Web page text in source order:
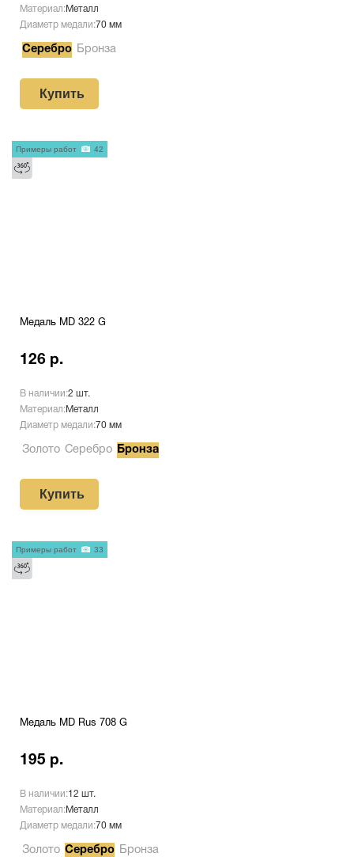
Материал:Металл
Диаметр медали:70 мм
Серебро Бронза
Купить
Медаль MD 322 G
126 р.
В наличии:2 шт.
Материал:Металл
Диаметр медали:70 мм
Золото Серебро Бронза
Купить
Примеры работ 42
Медаль MD Rus 708 G
195 р.
В наличии:12 шт.
Материал:Металл
Диаметр медали:70 мм
Золото Серебро Бронза
Примеры работ 33